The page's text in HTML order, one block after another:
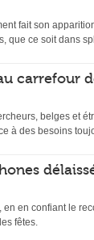
fait son
que ce soit dans
carrefour
belges et
à des besoins
en confiant le
fêtes.